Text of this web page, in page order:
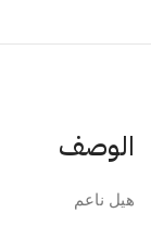
الوصف
هيل ناعم